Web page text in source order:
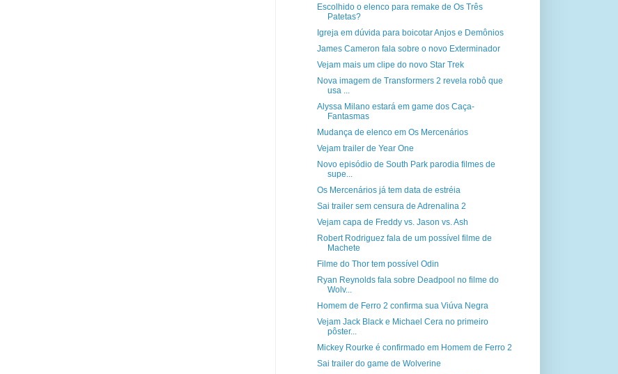
Escolhido o elenco para remake de Os Três
Patetas?
Igreja em dúvida para boicotar Anjos e Demônios
James Cameron fala sobre o novo Exterminador
Vejam mais um clipe do novo Star Trek
Nova imagem de Transformers 2 revela robô que
usa ...
Alyssa Milano estará em game dos Caça-
Fantasmas
Mudança de elenco em Os Mercenários
Vejam trailer de Year One
Novo episódio de South Park parodia filmes de
supe...
Os Mercenários já tem data de estréia
Sai trailer sem censura de Adrenalina 2
Vejam capa de Freddy vs. Jason vs. Ash
Robert Rodriguez fala de um possível filme de
Machete
Filme do Thor tem possível Odin
Ryan Reynolds fala sobre Deadpool no filme do
Wolv...
Homem de Ferro 2 confirma sua Viúva Negra
Vejam Jack Black e Michael Cera no primeiro
pôster...
Mickey Rourke é confirmado em Homem de Ferro 2
Sai trailer do game de Wolverine